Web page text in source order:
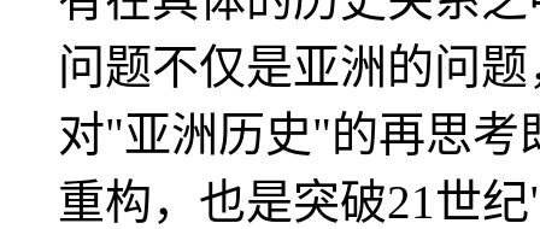
问题不仅是亚洲的问
对"亚洲历史"的再思考
重构，也是突破21世